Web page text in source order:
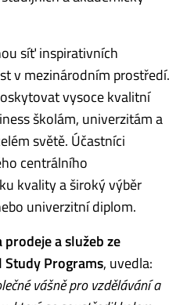
síť inspirativních
v mezinárodním prostředí.
vysoce kvalitní
školám, univerzitám a
světě. Účastníci
centrálního
kvality a široký výběr
univerzitní diplom.
a služeb ze
Programs, uvedla:
vášně pro vzdělávání a